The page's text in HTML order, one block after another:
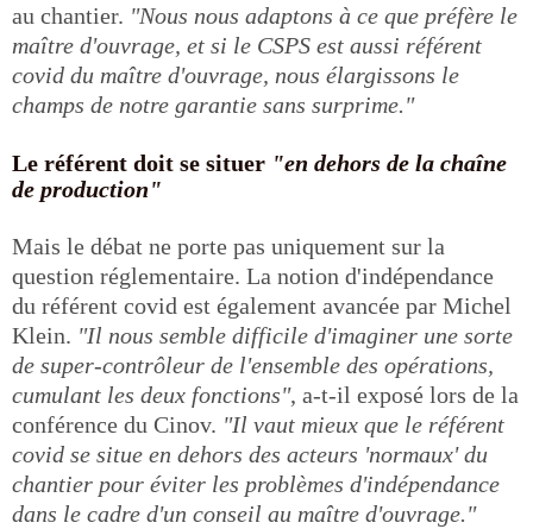
au chantier. "Nous nous adaptons à ce que préfère le
maître d'ouvrage, et si le CSPS est aussi référent
covid du maître d'ouvrage, nous élargissons le
champs de notre garantie sans surprime."
Le référent doit se situer "en dehors de la chaîne
de production"
Mais le débat ne porte pas uniquement sur la
question réglementaire. La notion d'indépendance
du référent covid est également avancée par Michel
Klein. "Il nous semble difficile d'imaginer une sorte
de super-contrôleur de l'ensemble des opérations,
cumulant les deux fonctions", a-t-il exposé lors de la
conférence du Cinov. "Il vaut mieux que le référent
covid se situe en dehors des acteurs 'normaux' du
chantier pour éviter les problèmes d'indépendance
dans le cadre d'un conseil au maître d'ouvrage."